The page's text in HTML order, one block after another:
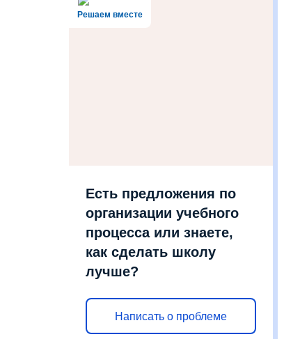
Решаем вместе
Есть предложения по
организации учебного
процесса или знаете,
как сделать школу
лучше?
Написать о проблеме